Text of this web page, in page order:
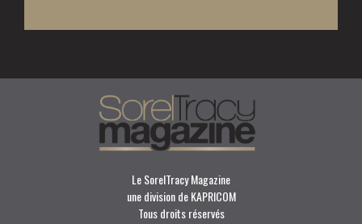
Le SorelTracy Magazine
une division de KAPRICOM
Tous droits réservés